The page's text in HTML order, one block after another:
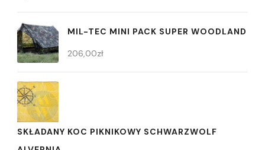
MIL-TEC MINI PACK SUPER WOODLAND
206,00zł
SKŁADANY KOC PIKNIKOWY SCHWARZWOLF